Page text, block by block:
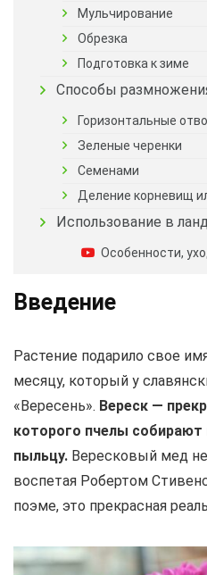
Мульчирование
Обрезка
Подготовка к зиме
Способы
Горизонтальные
Зеленые черенки
Семенами
Деление корневищ
Использование в
Особенности,
Введение
Растение подарило свое
месяцу, который у
«Вересень». Вереск —
которого пчелы
пыльцу. Вересковый мед не
воспетая Робертом
поэме, это прекрасная